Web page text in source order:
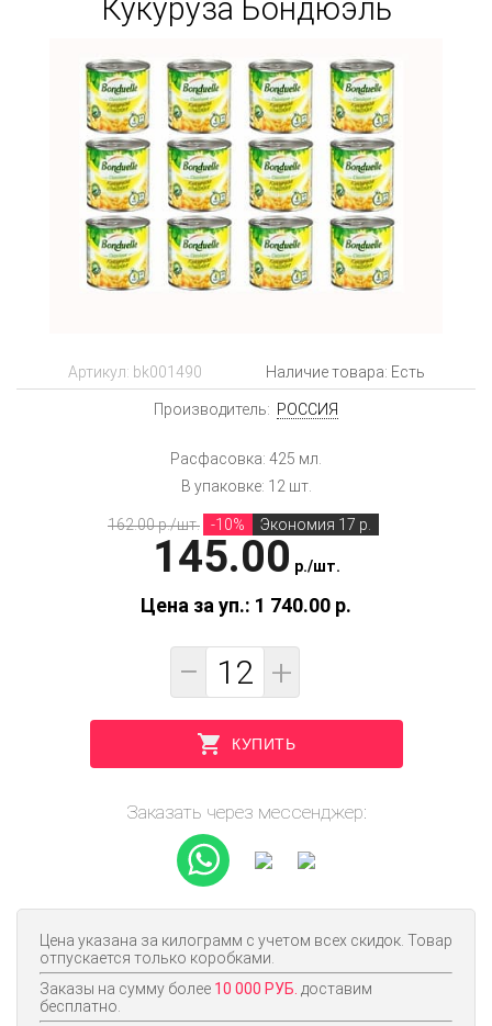
Кукуруза Бондюэль
Артикул: bk001490 Наличие товара: Есть
Производитель: РОССИЯ
Расфасовка: 425 мл.
В упаковке: 12 шт.
162.00 p./шт. -10% Экономия 17 р.
145.00 p./шт.
Цена за уп.: 1 740.00 p.
− +
КУПИТЬ
Заказать через мессенджер:
Цена указана за килограмм с учетом всех скидок. Товар
отпускается только коробками.
Заказы на сумму более 10 000 РУБ. доставим
бесплатно.